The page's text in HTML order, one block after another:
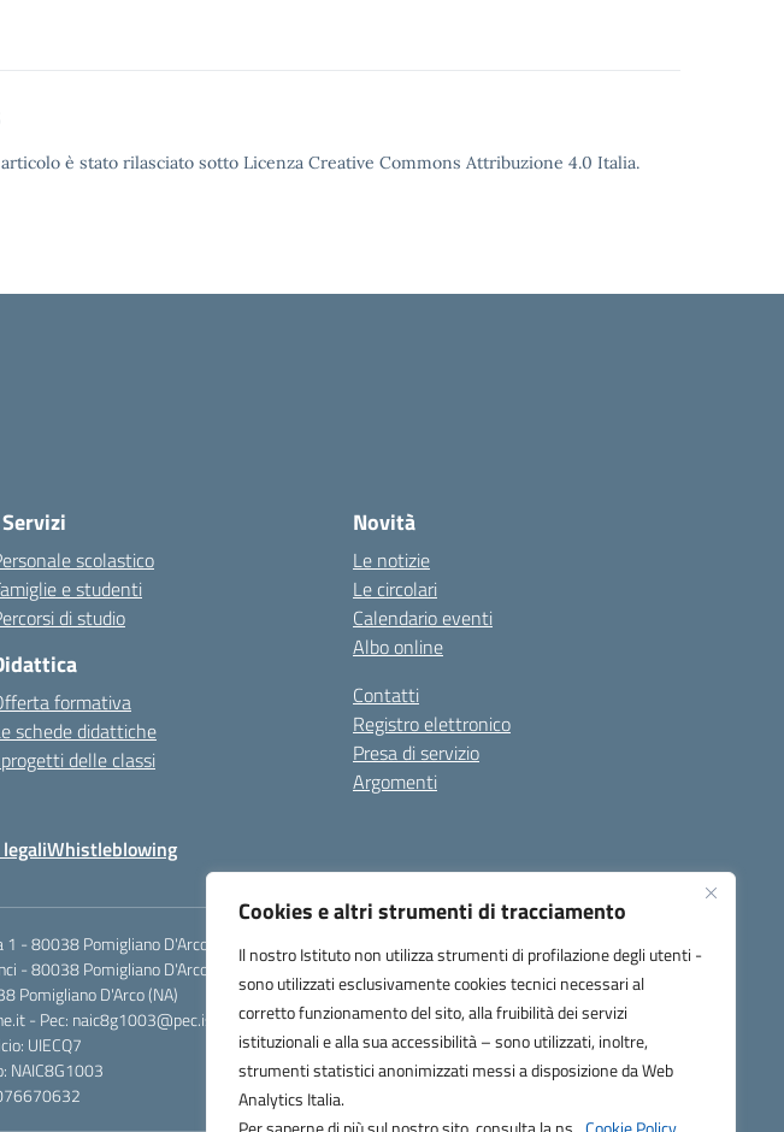
Cookies e altri strumenti di tracciamento
Il nostro Istituto non utilizza strumenti di profilazione degli utenti -
sono utilizzati esclusivamente cookies tecnici necessari al
corretto funzionamento del sito, alla fruibilità dei servizi
istituzionali e alla sua accessibilità – sono utilizzati, inoltre,
strumenti statistici anonimizzati messi a disposizione da Web
Analytics Italia.
è stato rilasciato sotto Licenza Creative Commons Attribuzione 4.0 Italia.
scolastico
e studenti
di studio
formativa
schede didattiche
delle classi
Novità
Le notizie
Le circolari
Calendario eventi
Albo online
Contatti
Registro elettronico
Presa di servizio
Argomenti
Whistleblowing
1 - 80038 Pomigliano D'Arco (NA)
- 80038 Pomigliano D'Arco (NA)
Pomigliano D'Arco (NA)
- Pec: naic8g1003@pec.istruzione.it
UIECQ7
NAIC8G1003